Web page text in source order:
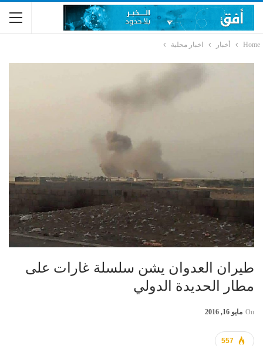
Home أخبار اخبار محلية
طيران العدوان يشن سلسلة غارات على
مطار الحديدة الدولي
On مايو 16, 2016
557